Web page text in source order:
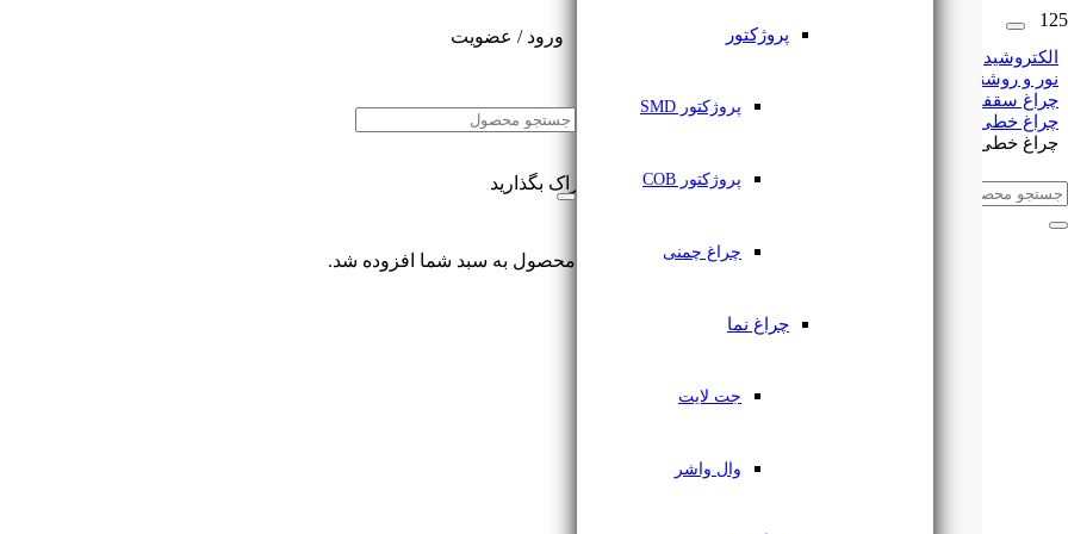
پروژکتور
پروژکتور SMD
پروژکتور COB
چراغ چمنی
چراغ نما
جت لایت
وال واشر
ورود / عضویت
محصول به سبد شما افزوده شد.
الکتروشید
نور و روشنایی
چراغ سقفی
چراغ خطی
چراغ خطی روکار 88 وات 120 سانتی یزدنور
🔔 اشتراک گذاری
این مطلب را با دوستان خود به اشتراک بگذارید